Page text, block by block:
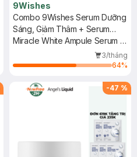
9Wishes
Combo 9Wishes Serum Dưỡng
Sáng, Giảm Thâm + Serum
Dưỡng Ẩm Căng Bóng Da
Miracle White Ampule Serum +
Hydra Skin Ampule Serum3/tháng
64%
-47 %